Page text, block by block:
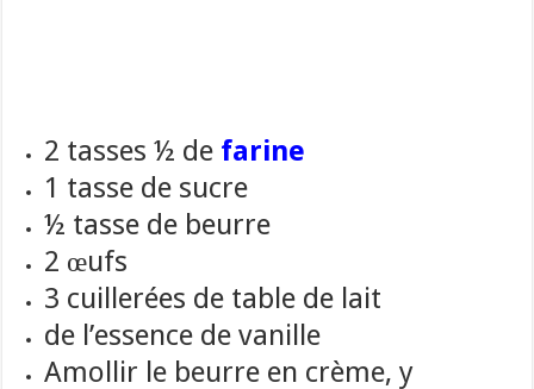
2 tasses ½ de farine
1 tasse de sucre
½ tasse de beurre
2 œufs
3 cuillerées de table de lait
de l’essence de vanille
Amollir le beurre en crème, y